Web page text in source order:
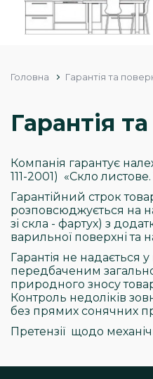
Головна Гарантія та
Гарантія
Компанія гарантує
111-2001) «Скло
Гарантійний строк
розповсюджується на
зі скла - фартух) з
варильної поверхні та
Гарантія не
передбаченим
природного зносу
Контроль недоліків
без прямих сонячних
Претензії щодо